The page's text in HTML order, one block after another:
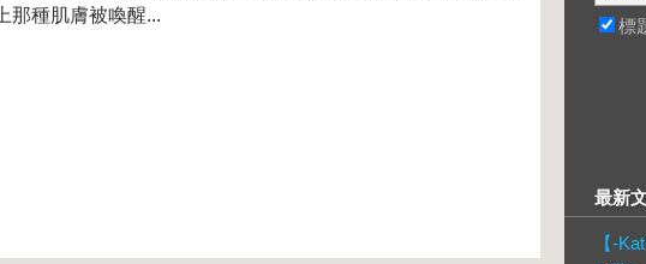
那種肌膚被喚醒...
標
最新
【-